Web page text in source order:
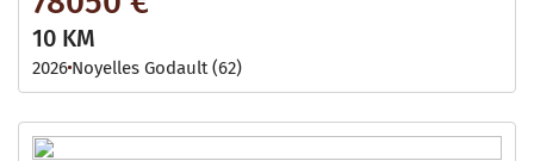
10 KM
2026 Noyelles Godault (62)